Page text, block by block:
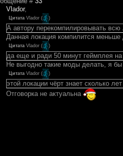
Vlador,
Цитата Vlador ( )
А автору перекомпилировывать всю
Данная локация компилится меньше
Цитата Vlador ( )
да еще и ради 50 минут геймплея
Не выгодно такие моды делать, я
Цитата Vlador ( )
этой локации чёрт знает сколько лет
Отговорка не актуальна